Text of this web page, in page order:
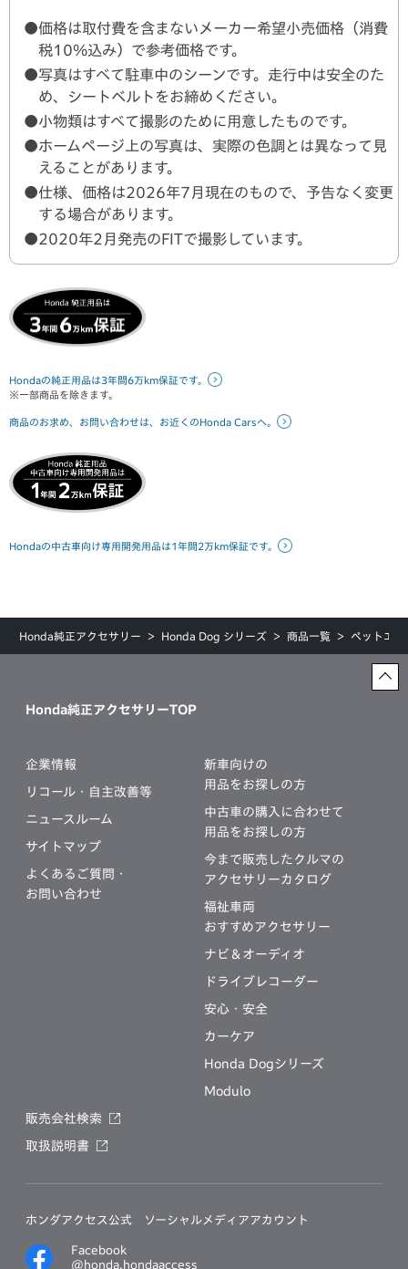
●価格は取付費を含まないメーカー希望小売価格（消費
税10％込み）で参考価格です。
●写真はすべて駐車中のシーンです。走行中は安全のた
め、シートベルトをお締めください。
●小物類はすべて撮影のために用意したものです。
●ホームページ上の写真は、実際の色調とは異なって見
えることがあります。
●仕様、価格は2026年7月 現在のもので、予告なく変更
する場合があります。
●2020年2月発売のFITで撮影しています。
Hondaの純正用品は3年間6万km保証です。
※一部商品を除きます。
商品のお求め、お問い合わせは、お近くのHonda Carsへ。
Hondaの中古車向け専用開発用品は1年間2万km保証です。
Honda純正アクセサリー Honda Dog シリーズ 商品一覧 ペットエ
Honda純正アクセサリーTOP
企業情報
リコール・自主改善等
ニュースルーム
サイトマップ
よくあるご質問・
お問い合わせ
新車向けの
用品をお探しの方
中古車の購入に合わせて
用品をお探しの方
今まで販売したクルマの
アクセサリーカタログ
福祉車両
おすすめアクセサリー
ナビ＆オーディオ
ドライブレコーダー
安心・安全
カーケア
Honda Dogシリーズ
Modulo
販売会社検索
取扱説明書
ホンダアクセス公式 ソーシャルメディアアカウント
Facebook
@honda.hondaaccess